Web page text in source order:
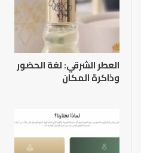
العطر الشرقي: لغة الحضور
وذاكرة المكان